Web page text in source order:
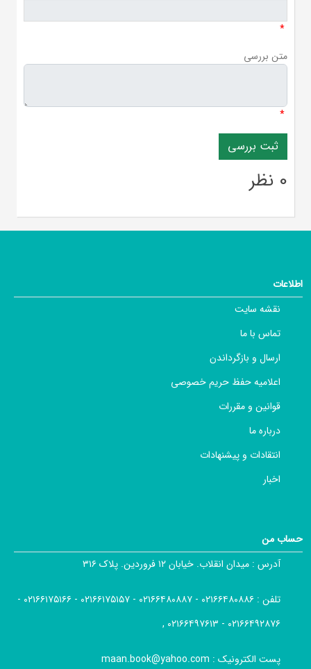
*
متن بررسی
*
0 نظر
اطلاعات
نقشه سایت
تماس با ما
ارسال و بازگرداندن
اعلامیه حفظ حریم خصوصی
قوانین و مقررات
درباره ما
انتقادات و پیشنهادات
اخبار
حساب من
آدرس : میدان انقلاب. خیابان ۱۲ فروردین. پلاک ۳۱۶
تلفن :
۰۲۱۶۶۴۸۰۸۸۶ - ۰۲۱۶۶۴۸۰۸۸۷ - ۰۲۱۶۶۱۷۵۱۵۷ - ۰۲۱۶۶۱۷۵۱۶۶ -
۰۲۱۶۶۴۹۲۸۷۶ - ۰۲۱۶۶۴۹۷۶۱۳ ,
پست الکترونیک : maan.book@yahoo.com